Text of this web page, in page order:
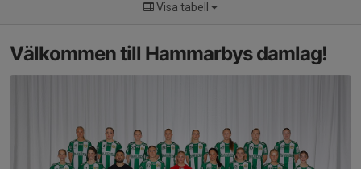
Visa tabell
Välkommen till Hammarbys damlag!